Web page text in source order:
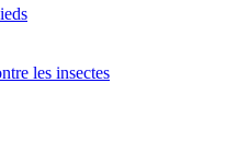
les insectes